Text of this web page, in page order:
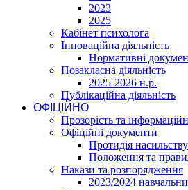
2023
2025
Кабінет психолога
Інноваційна діяльність
Нормативні
Позакласна діяльність
2025-2026 н.р.
Публікаційна діяльність
ОФІЦІЙНО
Прозорість та
Офіційні документи
Протидія насильству
Положення та
Накази та розпорядження
2023/2024